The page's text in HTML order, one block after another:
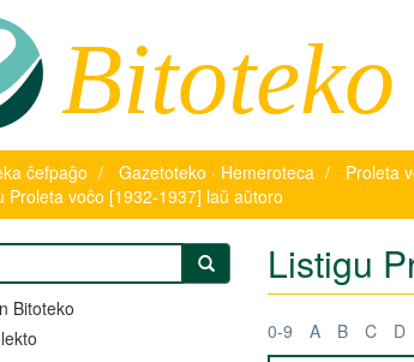
Bitoteko
ĉefpaĝo Gazetoteko · Hemeroteca
Proleta
Proleta voĉo [1932-1937] laŭ aŭtoro
Bitoteko
Listigu
0-9 A B C D